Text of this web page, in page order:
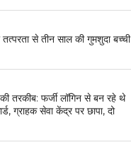
से तीन साल की गुमशुदा बच्ची
तरकीब: फर्जी लॉगिन से बन रहे थे
ग्राहक सेवा केंद्र पर छापा, दो